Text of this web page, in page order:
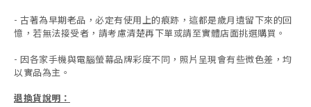
- 古著為早期老品，必定有使用上的痕跡，這都是歲月遺留下來的回
憶，若無法接受者，請考慮清楚再下單或請至實體店面挑選購買。
- 因各家手機與電腦螢幕品牌彩度不同，照片呈現會有些微色差，均
以實品為主。
退換貨說明：